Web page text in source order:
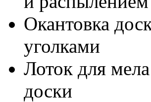
Окантовка
уголками
Лоток для
доски